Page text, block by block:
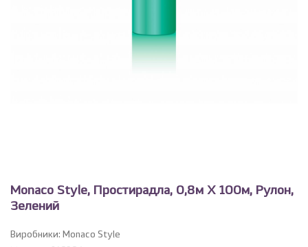
Monaco Style, Простирадла, 0,8м Х 100м, Рулон,
Зелений
Виробники: Monaco Style